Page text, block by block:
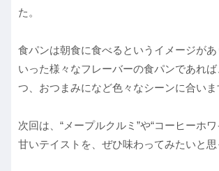
た。
食パンは朝食に食べるというイメージがあ
いった様々なフレーバーの食パンであれ
つ、おつまみになど色々なシーンに合いま
次回は、“メープルクルミ”や“コーヒーホ
甘いテイストを、ぜひ味わってみたいと思